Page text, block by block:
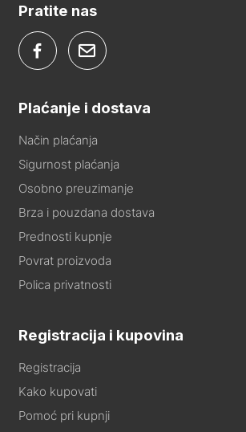
Pratite nas
Plaćanje i dostava
Način plaćanja
Sigurnost plaćanja
Osobno preuzimanje
Brza i pouzdana dostava
Prednosti kupnje
Povrat proizvoda
Polica privatnosti
Registracija i kupovina
Registracija
Kako kupovati
Pomoć pri kupnji